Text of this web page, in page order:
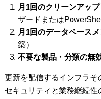
月1回のクリーンアップ
ザードまたは
月1回のデータベース
築）
不要な製品・分類の無
更新を配信するインフラそ
セキュリティと業務継続